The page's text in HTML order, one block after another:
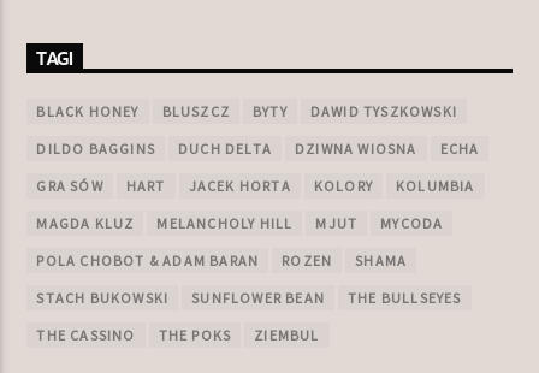
TAGI
BLACK HONEY BLUSZCZ BYTY DAWID TYSZKOWSKI
DILDO BAGGINS DUCH DELTA DZIWNA WIOSNA ECHA
GRA SÓW HART JACEK HORTA KOLORY KOLUMBIA
MAGDA KLUZ MELANCHOLY HILL MJUT MYCODA
POLA CHOBOT & ADAM BARAN ROZEN SHAMA
STACH BUKOWSKI SUNFLOWER BEAN THE BULLSEYES
THE CASSINO THE POKS ZIEMBUL